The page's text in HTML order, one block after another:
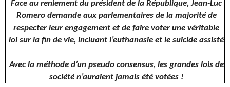
Face au reniement du président de la République, Jean-Luc
Romero demande aux parlementaires de la majorité de
respecter leur engagement et de faire voter une véritable
loi sur la fin de vie, incluant l’euthanasie et le suicide assisté
Avec la méthode d’un pseudo consensus, les grandes lois de
société n’auraient jamais été votées !